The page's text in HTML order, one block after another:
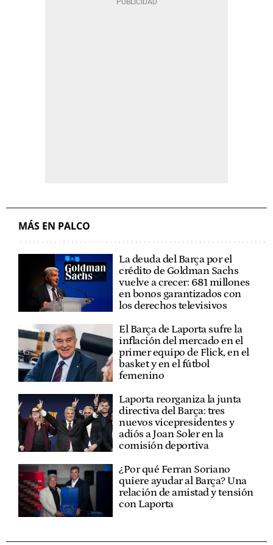
MÁS EN PALCO
La deuda del Barça por el
crédito de Goldman Sachs
vuelve a crecer: 681 millones
en bonos garantizados con
los derechos televisivos
El Barça de Laporta sufre la
inflación del mercado en el
primer equipo de Flick, en el
basket y en el fútbol
femenino
Laporta reorganiza la junta
directiva del Barça: tres
nuevos vicepresidentes y
adiós a Joan Soler en la
comisión deportiva
¿Por qué Ferran Soriano
quiere ayudar al Barça? Una
relación de amistad y tensión
con Laporta